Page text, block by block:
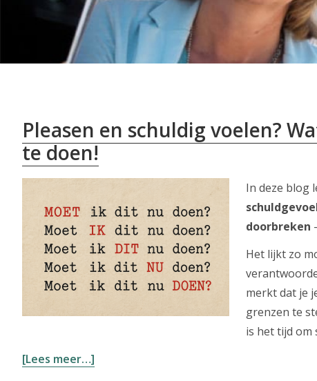
Pleasen en schuldig voelen?
te doen!
In deze blog
doorbreken
Het lijkt zo
merkt dat je
grenzen te
is het tijd om
[Lees meer…]